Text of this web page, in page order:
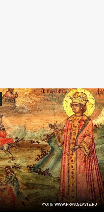
ФОТО: WWW.PRAVOSLAVIE.RU